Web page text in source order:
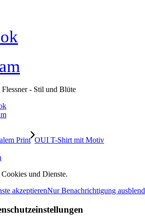
- Stil und Blüte
Print OUI T-Shirt mit Motiv
und Dienste.
akzeptierenNur Benachrichtigung